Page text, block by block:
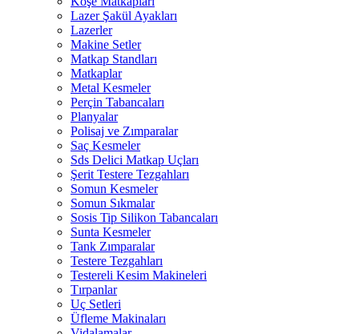
Lazer Şakül Ayakları
Lazerler
Makine Setler
Matkap Standları
Matkaplar
Metal Kesmeler
Perçin Tabancaları
Planyalar
Polisaj ve Zımparalar
Saç Kesmeler
Sds Delici Matkap Uçları
Şerit Testere Tezgahları
Somun Kesmeler
Somun Sıkmalar
Sosis Tip Silikon Tabancaları
Sunta Kesmeler
Tank Zımparalar
Testere Tezgahları
Testereli Kesim Makineleri
Tırpanlar
Uç Setleri
Üfleme Makinaları